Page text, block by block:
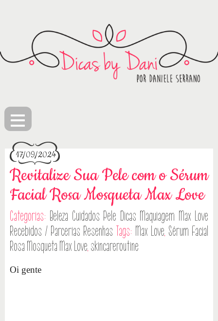
≡
17/09/2024
Revitalize Sua Pele com o Sérum
Facial Rosa Mosqueta Max Love
Categorias: Beleza Cuidados Pele Dicas Maquiagem Max Love
Recebidos / Parcerias Resenhas Tags: Max Love, Sérum Facial
Rosa Mosqueta Max Love, skincareroutine
Oi gente